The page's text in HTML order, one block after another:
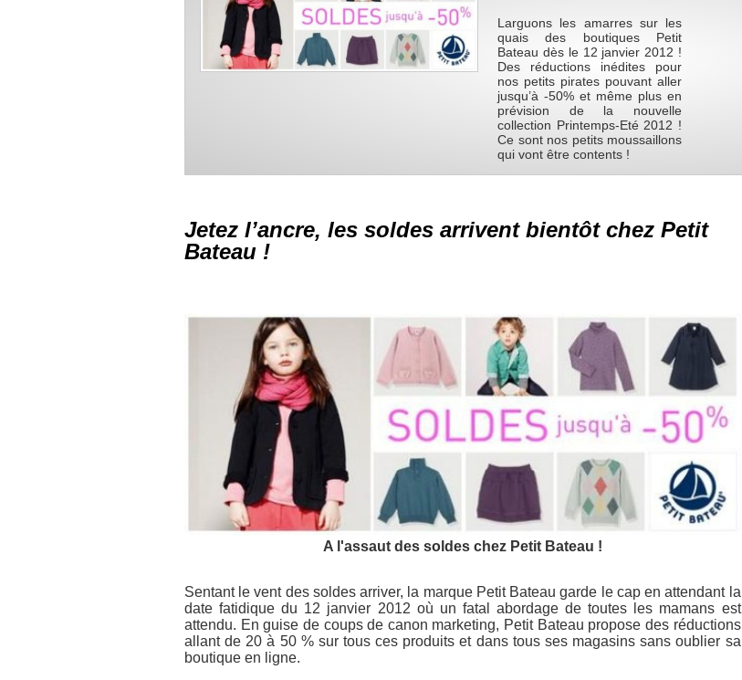
Larguons les amarres sur les
quais des boutiques Petit
Bateau dès le 12 janvier 2012 !
Des réductions inédites pour
nos petits pirates pouvant aller
jusqu’à -50% et même plus en
prévision de la nouvelle
collection Printemps-Eté 2012 !
Ce sont nos petits moussaillons
qui vont être contents !
Jetez l’ancre, les soldes arrivent bientôt chez Petit
Bateau !
A l'assaut des soldes chez Petit Bateau !
Sentant le vent des soldes arriver, la marque Petit Bateau garde le cap en attendant la
date fatidique du 12 janvier 2012 où un fatal abordage de toutes les mamans est
attendu. En guise de coups de canon marketing, Petit Bateau propose des réductions
allant de 20 à 50 % sur tous ces produits et dans tous ses magasins sans oublier sa
boutique en ligne.